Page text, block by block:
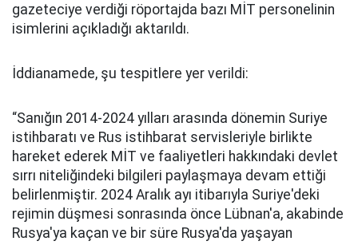
gazeteciye verdiği röportajda bazı MİT personelinin
isimlerini açıkladığı aktarıldı.
İddianamede, şu tespitlere yer verildi:
“Sanığın 2014-2024 yılları arasında dönemin Suriye
istihbaratı ve Rus istihbarat servisleriyle birlikte
hareket ederek MİT ve faaliyetleri hakkındaki devlet
sırrı niteliğindeki bilgileri paylaşmaya devam ettiği
belirlenmiştir. 2024 Aralık ayı itibarıyla Suriye'deki
rejimin düşmesi sonrasında önce Lübnan'a, akabinde
Rusya'ya kaçan ve bir süre Rusya'da yaşayan